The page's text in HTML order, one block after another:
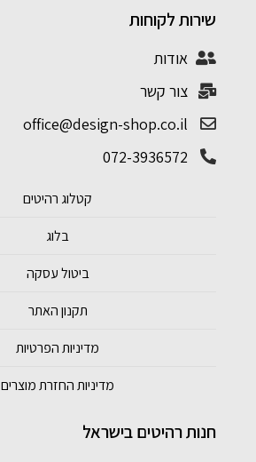
שירות לקוחות
אודות
צור קשר
office@design-shop.co.il
072-3936572
קטלוג רהיטים
בלוג
ביטול עסקה
תקנון האתר
מדיניות הפרטיות
מדיניות החזרת מוצרים
חנות רהיטים בישראל